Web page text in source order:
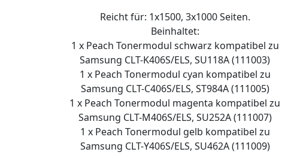
Reicht für: 1x1500, 3x1000 Seiten.
Beinhaltet:
1 x Peach Tonermodul schwarz kompatibel zu
Samsung CLT-K406S/ELS, SU118A (111003)
1 x Peach Tonermodul cyan kompatibel zu
Samsung CLT-C406S/ELS, ST984A (111005)
1 x Peach Tonermodul magenta kompatibel zu
Samsung CLT-M406S/ELS, SU252A (111007)
1 x Peach Tonermodul gelb kompatibel zu
Samsung CLT-Y406S/ELS, SU462A (111009)